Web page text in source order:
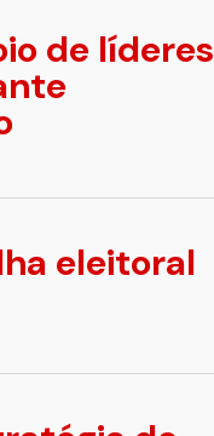
de líderes
eleitoral